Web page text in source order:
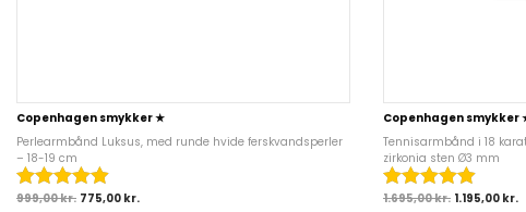
Copenhagen smykker ★
Perlearmbånd Luksus, med runde hvide ferskvandsperler
– 18-19 cm
999,00kr. 775,00 kr.
Copenhagen smykker
Tennisarmbånd i 18
zirkonia sten Ø3 mm
1.695,00kr. 1.195,00 kr.